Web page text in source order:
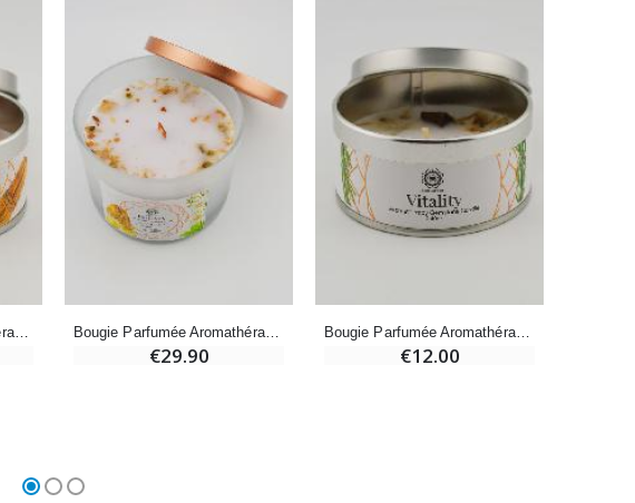
-10%
Bougie de Neuvaine Contre le Mal - Saint Michel
€5.50
Bougie Parfumée Aromathérapie - Palo Santo & Cornaline Bougie Parfumée Aromathérapie 256g - Thé Vert & Citrine
€29.90
Bougie Parfumée Aromathérapie - Gingembre & Oeil de Tigre
€12.00